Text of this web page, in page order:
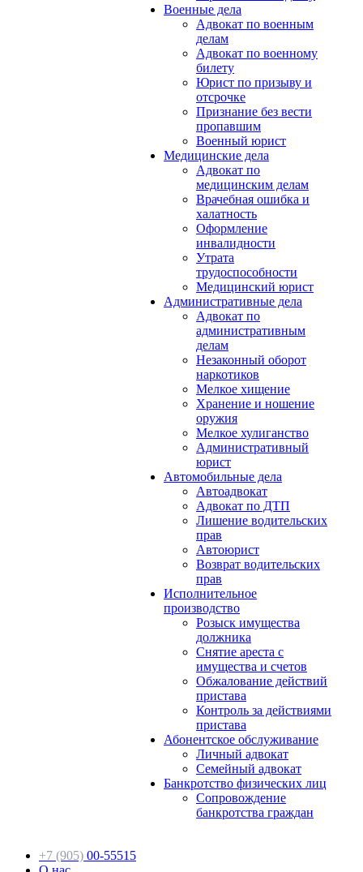
Военные дела
Адвокат по военным
делам
Адвокат по военному
билету
Юрист по призыву и
отсрочке
Признание без вести
пропавшим
Военный юрист
Медицинские дела
Адвокат по
медицинским делам
Врачебная ошибка и
халатность
Оформление
инвалидности
Утрата
трудоспособности
Медицинский юрист
Административные дела
Адвокат по
административным
делам
Незаконный оборот
наркотиков
Мелкое хищение
Хранение и ношение
оружия
Мелкое хулиганство
Административный
юрист
Автомобильные дела
Автоадвокат
Адвокат по ДТП
Лишение водительских
прав
Автоюрист
Возврат водительских
прав
Исполнительное
производство
Розыск имущества
должника
Снятие ареста с
имущества и счетов
Обжалование действий
пристава
Контроль за действиями
пристава
Абонентское обслуживание
Личный адвокат
Семейный адвокат
Банкротство физических лиц
Сопровождение
банкротства граждан
+7 (905) 00-55515